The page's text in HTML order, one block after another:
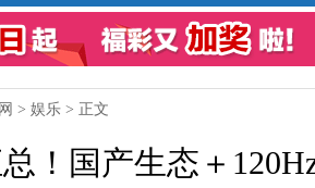
> 娱乐 > 正文
！国产生态＋